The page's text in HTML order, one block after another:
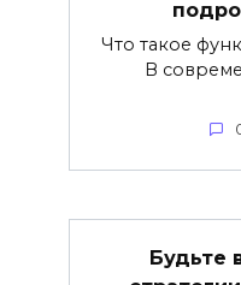
Что такое
В
Будьте